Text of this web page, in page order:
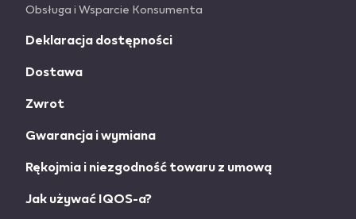
Obsługa i Wsparcie Konsumenta
Deklaracja dostępności
Dostawa
Zwrot
Gwarancja i wymiana
Rękojmia i niezgodność towaru z umową
Jak używać IQOS-a?